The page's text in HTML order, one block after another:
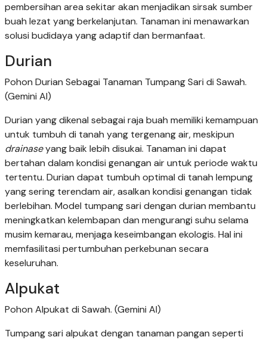
pembersihan area sekitar akan menjadikan sirsak sumber
buah lezat yang berkelanjutan. Tanaman ini menawarkan
solusi budidaya yang adaptif dan bermanfaat.
Durian
Pohon Durian Sebagai Tanaman Tumpang Sari di Sawah.
(Gemini AI)
Durian yang dikenal sebagai raja buah memiliki kemampuan
untuk tumbuh di tanah yang tergenang air, meskipun
drainaseyang baik lebih disukai. Tanaman ini dapat
bertahan dalam kondisi genangan air untuk periode waktu
tertentu. Durian dapat tumbuh optimal di tanah lempung
yang sering terendam air, asalkan kondisi genangan tidak
berlebihan. Model tumpang sari dengan durian membantu
meningkatkan kelembapan dan mengurangi suhu selama
musim kemarau, menjaga keseimbangan ekologis. Hal ini
memfasilitasi pertumbuhan perkebunan secara
keseluruhan.
Alpukat
Pohon Alpukat di Sawah. (Gemini AI)
Tumpang sari alpukat dengan tanaman pangan seperti